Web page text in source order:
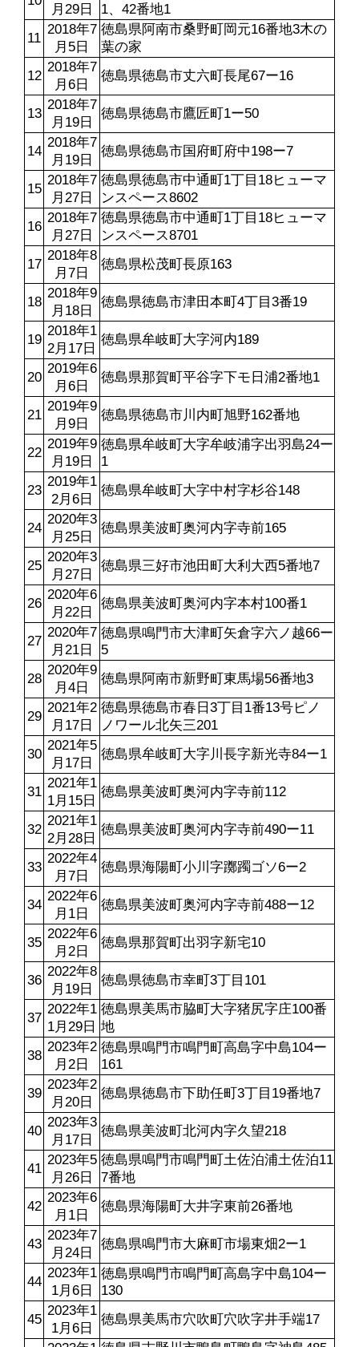
月29日
1、42番地1
11
2018年7
月5日
徳島県阿南市桑野町岡元16番地3木の
葉の家
12
2018年7
月6日
徳島県徳島市丈六町長尾67ー16
13
2018年7
月19日
徳島県徳島市鷹匠町1ー50
14
2018年7
月19日
徳島県徳島市国府町府中198ー7
15
2018年7
月27日
徳島県徳島市中通町1丁目18ヒューマ
ンスペース8602
16
2018年7
月27日
徳島県徳島市中通町1丁目18ヒューマ
ンスペース8701
17
2018年8
月7日
徳島県松茂町長原163
18
2018年9
月18日
徳島県徳島市津田本町4丁目3番19
19
2018年1
2月17日
徳島県牟岐町大字河内189
20
2019年6
月6日
徳島県那賀町平谷字下モ日浦2番地1
21
2019年9
月9日
徳島県徳島市川内町旭野162番地
22
2019年9
月19日
徳島県牟岐町大字牟岐浦字出羽島24ー
1
23
2019年1
2月6日
徳島県牟岐町大字中村字杉谷148
24
2020年3
月25日
徳島県美波町奥河内字寺前165
25
2020年3
月27日
徳島県三好市池田町大利大西5番地7
26
2020年6
月22日
徳島県美波町奥河内字本村100番1
27
2020年7
月21日
徳島県鳴門市大津町矢倉字六ノ越66ー
5
28
2020年9
月4日
徳島県阿南市新野町東馬場56番地3
29
2021年2
月17日
徳島県徳島市春日3丁目1番13号ピノ
ノワール北矢三201
30
2021年5
月17日
徳島県牟岐町大字川長字新光寺84ー1
31
2021年1
1月15日
徳島県美波町奥河内字寺前112
32
2021年1
2月28日
徳島県美波町奥河内字寺前490ー11
33
2022年4
月7日
徳島県海陽町小川字躑躅ゴソ6ー2
34
2022年6
月1日
徳島県美波町奥河内字寺前488ー12
35
2022年6
月2日
徳島県那賀町出羽字新宅10
36
2022年8
月19日
徳島県徳島市幸町3丁目101
37
2022年1
1月29日
徳島県美馬市脇町大字猪尻字庄100番
地
38
2023年2
月2日
徳島県鳴門市鳴門町高島字中島104ー
161
39
2023年2
月20日
徳島県徳島市下助任町3丁目19番地7
40
2023年3
月17日
徳島県美波町北河内字久望218
41
2023年5
月26日
徳島県鳴門市鳴門町土佐泊浦土佐泊11
7番地
42
2023年6
月1日
徳島県海陽町大井字東前26番地
43
2023年7
月24日
徳島県鳴門市大麻町市場東畑2ー1
44
2023年1
1月6日
徳島県鳴門市鳴門町高島字中島104ー
130
45
2023年1
1月6日
徳島県美馬市穴吹町穴吹字井手端17